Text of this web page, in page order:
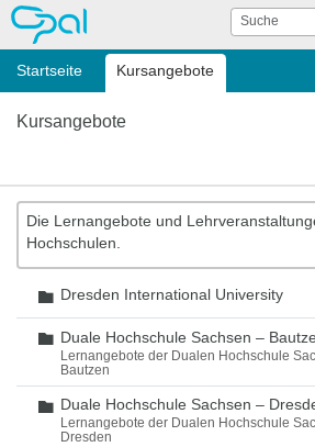
OPAL Suche
Startseite Kursangebote
Kursangebote
Die Lernangebote und
Hochschulen.
Ordner
Dresden International University
Ordner
Duale Hochschule Sachsen –
Lernangebote der Dualen Hochschule
Bautzen
Ordner
Duale Hochschule Sachsen –
Lernangebote der Dualen Hochschule
Dresden